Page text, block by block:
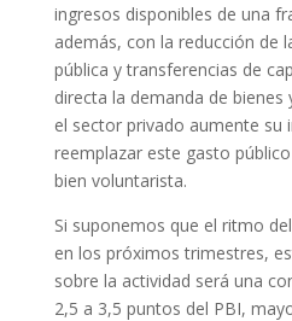
ingresos disponibles de una
además, con la reducción de
pública y transferencias de
directa la demanda de bienes
el sector privado aumente su
reemplazar este gasto
bien voluntarista.
Si suponemos que el ritmo
en los próximos trimestres,
sobre la actividad será una
2,5 a 3,5 puntos del PBI,